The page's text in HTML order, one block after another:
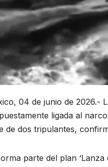
04 de junio de 2026.-
ligada al
de dos tripulantes,
parte del plan